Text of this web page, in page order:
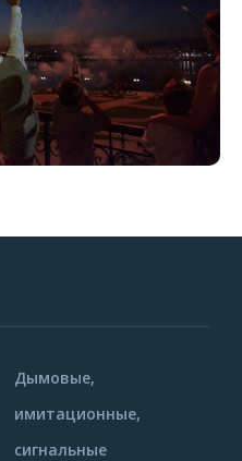
Дымовые,
имитационные,
сигнальные